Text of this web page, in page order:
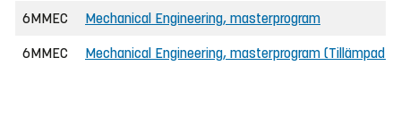
6MMEC Mechanical Engineering, masterprogram
6MMEC Mechanical Engineering, masterprogram (Tillämpad